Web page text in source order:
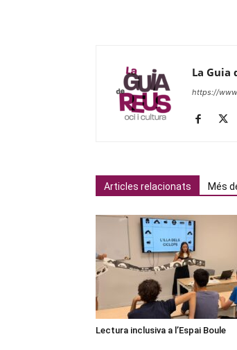
La Guia
https://
Articles relacionats Més
Lectura inclusiva a l’Espai Boule